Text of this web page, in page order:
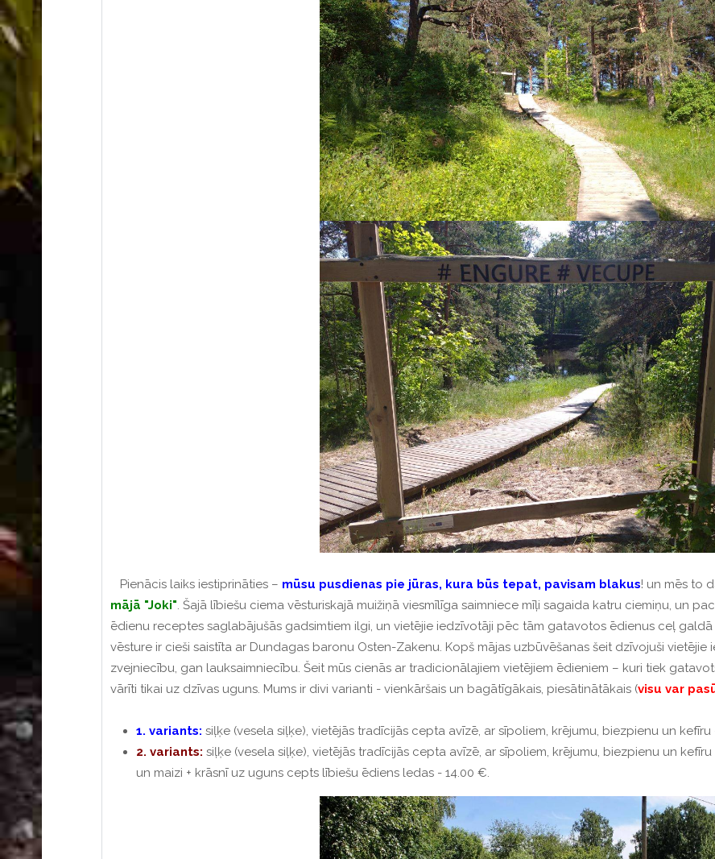
Pienācis laiks iestiprināties – mūsu pusdienas pie jūras, kura būs tepat, pavisam blakus! un mēs to
mājā "Joki". Šajā lībiešu ciema vēsturiskajā muižiņā viesmīlīga saimniece mīļi sagaida katru ciemiņu, un
ēdienu receptes saglabājušās gadsimtiem ilgi, un vietējie iedzīvotāji pēc tām gatavotos ēdienus ceļ
vēsture ir cieši saistīta ar Dundagas baronu Osten-Zakenu. Kopš mājas uzbūvēšanas šeit dzīvojuši
zvejniecību, gan lauksaimniecību. Šeit mūs cienās ar tradicionālajiem vietējiem ēdieniem – kuri tiek
vārīti tikai uz dzīvas uguns. Mums ir divi varianti - vienkāršais un bagātīgākais, piesātinātākais (visu var
1. variants: siļķe (vesela siļķe), vietējās tradīcijās cepta avīzē, ar sīpoliem, krējumu, biezpienu un kefīru
2. variants: siļķe (vesela siļķe), vietējās tradīcijās cepta avīzē, ar sīpoliem, krējumu, biezpienu un
un maizi + krāsnī uz uguns cepts lībiešu ēdiens ledas - 14.00 €.